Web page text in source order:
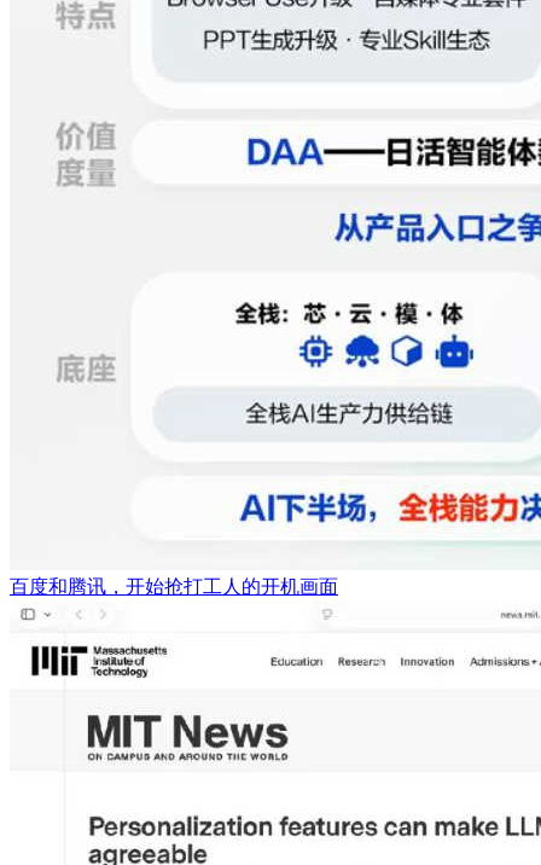
百度和腾讯，开始抢打工人的开机画面